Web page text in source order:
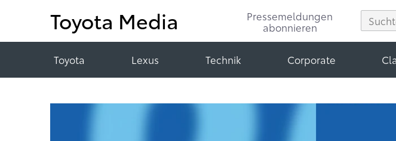
Toyota Media
Pressemeldungen
abonnieren
Toyota Lexus Technik Corporate